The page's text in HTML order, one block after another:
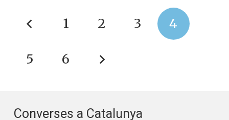
Converses a Catalunya
Subscriu-te